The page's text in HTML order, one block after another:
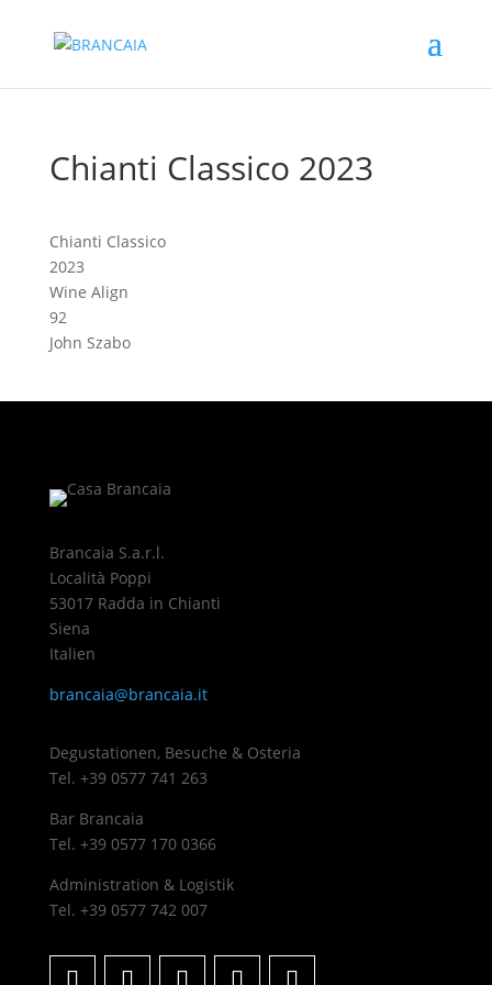
Chianti Classico 2023
Chianti Classico
2023
Wine Align
92
John Szabo
Brancaia S.a.r.l.
Località Poppi
53017 Radda in Chianti
Siena
Italien
brancaia@brancaia.it
Degustationen, Besuche & Osteria
Tel. +39 0577 741 263
Bar Brancaia
Tel. +39 0577 170 0366
Administration & Logistik
Tel. +39 0577 742 007